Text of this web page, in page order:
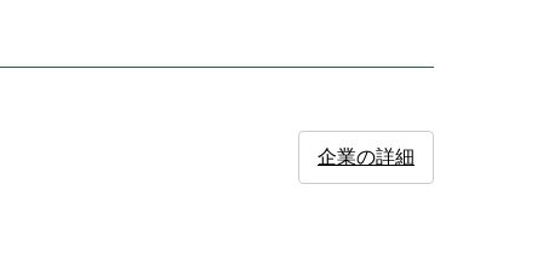
企業の詳細